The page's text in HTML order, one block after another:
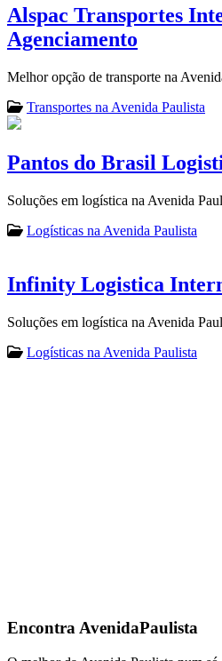
Alspac Transportes
Agenciamento
Melhor opção de transporte na
Transportes na Avenida Paulista
Pantos do Brasil
Soluções em logística na Avenida
Logísticas na Avenida Paulista
Infinity Logistica
Soluções em logística na Avenida
Logísticas na Avenida Paulista
EncontraAvenidaPaulista